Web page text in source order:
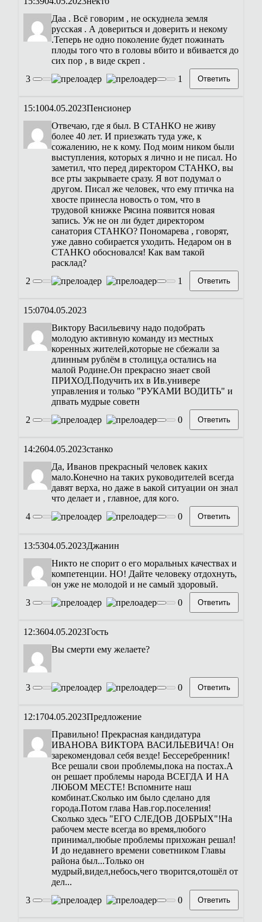
Даа . Всё говорим , не оскуднела земля
русская . А довериться и доверить и некому
.Теперь не одно поколение будет пожинать
плоды того что в головы вбито и вбивается до
сих пор , в виде скреп .
3
1 Ответить
15:1004.05.2023Пенсионер
Отвечаю, где я был. В СТАНКО не живу
более 40 лет. И приезжать туда уже, к
сожалению, не к кому. Под моим ником были
выступления, которых я лично и не писал. Но
заметил, что перед директором СТАНКО, вы
все рты закрываете сразу. Я вот подумал о
другом. Писал же человек, что ему птичка на
хвосте принесла новость о том, что в
трудовой книжке Рясина появится новая
запись. Уж не он ли будет директором
санатория СТАНКО? Пономарева , говорят,
уже давно собирается уходить. Недаром он в
СТАНКО обосновался! Как вам такой
расклад?
2
1 Ответить
15:0704.05.2023
Виктору Васильевичу надо подобрать
молодую активную команду из местных
коренных жителей,которые не сбежали за
длинным рублём в столицу,а остались на
малой Родине.Он прекрасно знает свой
ПРИХОД.Подучить их в Ив.универе
управления и только "РУКАМИ ВОДИТЬ" и
дпвать мудрые советн
2
0 Ответить
14:2604.05.2023станко
Да, Иванов прекрасный человек каких
мало.Конечно на таких руководителей всегда
давят верха, но даже в ьакой ситуации он знал
что делает и , главное, для кого.
4
0 Ответить
13:5304.05.2023Джанин
Никто не спорит о его моральных качествах и
компетенции. НО! Дайте человеку отдохнуть,
он уже не молодой и не самый здоровый.
3
0 Ответить
12:3604.05.2023Гость
Вы смерти ему желаете?
3 0 Ответить
12:1704.05.2023Предложение
Правильно! Прекрасная кандидатура
ИВАНОВА ВИКТОРА ВАСИЛЬЕВИЧА! Он
зарекомендовал себя везде! Бессеребренник!
Все решали свои проблемы,пока на постах.А
он решает проблемы народа ВСЕГДА И НА
ЛЮБОМ МЕСТЕ! Вспомните наш
комбинат.Сколько им было сделано для
города.Потом глава Нав.гор.поселения!
Сколько здесь "ЕГО СЛЕДОВ ДОБРЫХ"!На
рабочем месте всегда во время,любого
принимал,любые проблемы прихожан решал!
И до недавнего времени советником Главы
района был...Только он
мудрый,видел,небось,чего творится,отошёл от
дел...
3
0 Ответить